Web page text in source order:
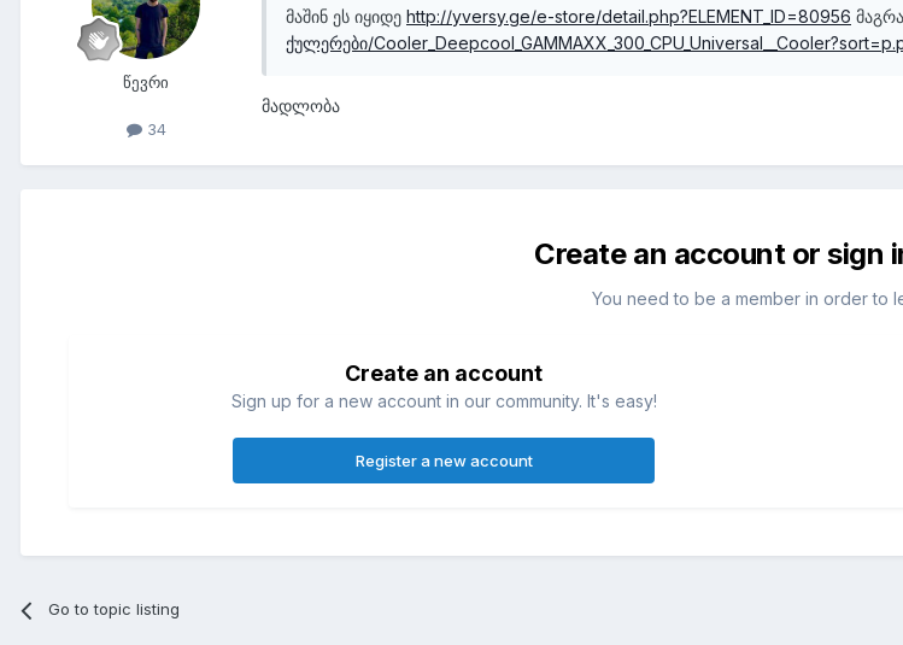
წევრი
34
მაშინ ეს იყიდე http://yversy.ge/e-store/detail.php?ELEMENT_ID=80956
ქულერები/
მადლობა
Create an account or sign
You need to be a member in order to
Create an account
Sign up for a new account in our community. It's easy!
Register a new account
Go to topic listing